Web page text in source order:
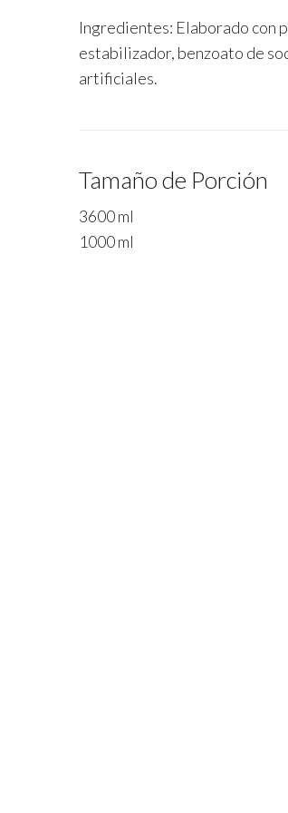
Ingredientes: Elaborado con
estabilizador, benzoato de
artificiales.
Tamaño de Porción
3600 ml
1000 ml